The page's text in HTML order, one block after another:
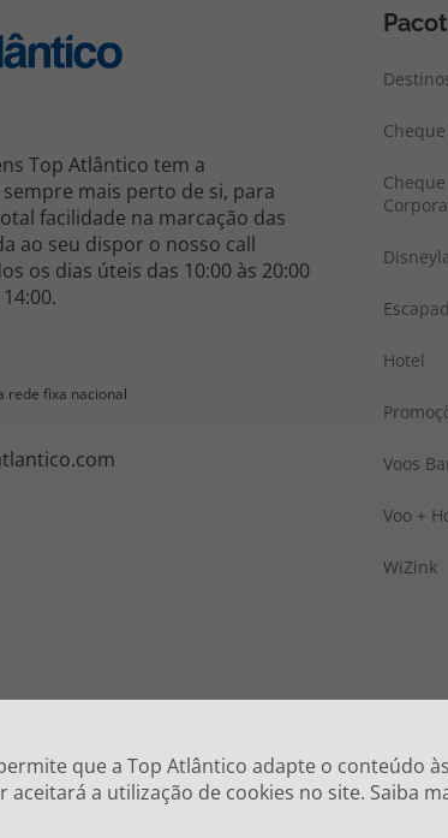
que a Top Atlântico adapte o conteúdo
aceitará a utilização de cookies no site. Saiba
Top Atlântico tem a
mais perto de si, para
facilidade na marcação das
ao seu dispor o nosso call
os dias úteis das 10:00 às 20:00
rede fixa nacional
Hotel
Voos
Voo +
WiZink